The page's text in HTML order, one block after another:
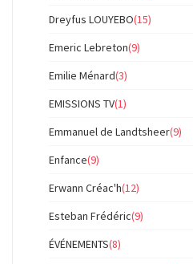
Dreyfus LOUYEBO(15)
Emeric Lebreton(9)
Emilie Ménard(3)
EMISSIONS TV(1)
Emmanuel de Landtsheer(9)
Enfance(9)
Erwann Créac'h(12)
Esteban Frédéric(9)
ÉVÉNEMENTS(8)